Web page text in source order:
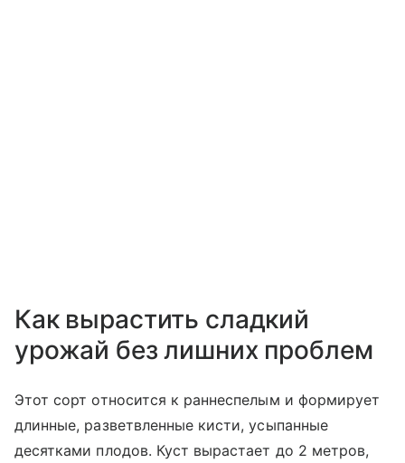
Как вырастить сладкий
урожай без лишних проблем
Этот сорт относится к раннеспелым и формирует
длинные, разветвленные кисти, усыпанные
десятками плодов. Куст вырастает до 2 метров,